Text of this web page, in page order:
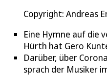
Copyright: Andreas
Eine Hymne auf die
Hürth hat Gero
Darüber, über
sprach der Musiker